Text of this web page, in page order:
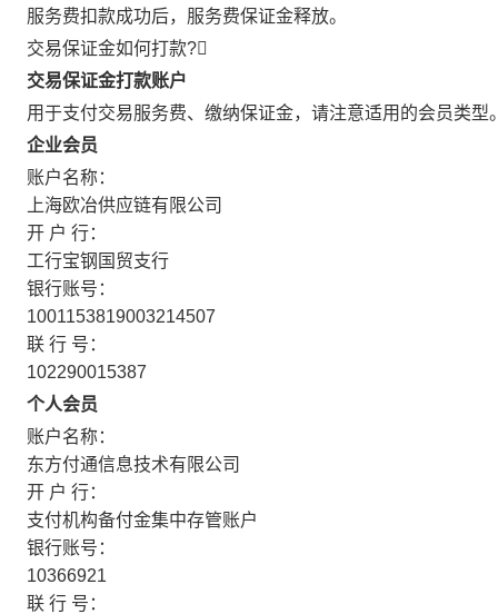
服务费扣款成功后，服务费保证金释放。
交易保证金如何打款?
交易保证金打款账户
用于支付交易服务费、缴纳保证金，请注意适用的会员类型
企业会员
账户名称：
上海欧冶供应链有限公司
开 户 行：
工行宝钢国贸支行
银行账号：
1001153819003214507
联 行 号：
102290015387
个人会员
账户名称：
东方付通信息技术有限公司
开 户 行：
支付机构备付金集中存管账户
银行账号：
10366921
联 行 号：